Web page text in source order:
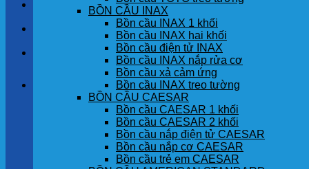
GÓC KHÁCH HÀNG
Chưa có sản phẩm trong giỏ hàng.
BỒN CẦU INAX
Bồn cầu INAX 1 khối
Bồn cầu INAX hai khối
Bồn cầu điện tử INAX
Bồn cầu INAX nắp rửa cơ
Bồn cầu xả cảm ứng
Bồn cầu INAX treo tường
BỒN CẦU CAESAR
Bồn cầu CAESAR 1 khối
Bồn cầu CAESAR 2 khối
Bồn cầu nắp điện tử CAESAR
Bồn cầu nắp cơ CAESAR
Bồn cầu trẻ em CAESAR